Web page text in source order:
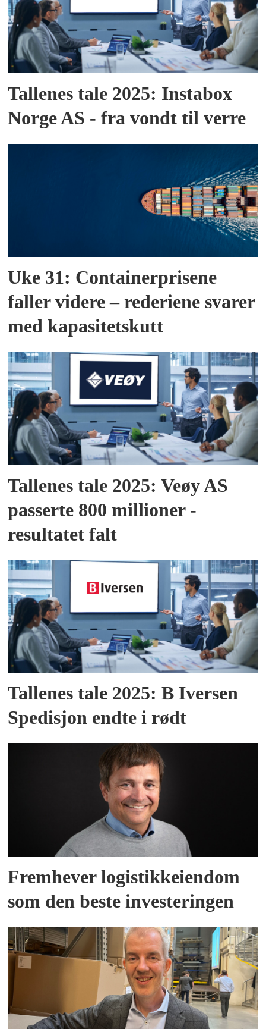
Tallenes tale 2025: Instabox
Norge AS - fra vondt til verre
Uke 31: Containerprisene
faller videre – rederiene svarer
med kapasitetskutt
Tallenes tale 2025: Veøy AS
passerte 800 millioner -
resultatet falt
Tallenes tale 2025: B Iversen
Spedisjon endte i rødt
Fremhever logistikkeiendom
som den beste investeringen